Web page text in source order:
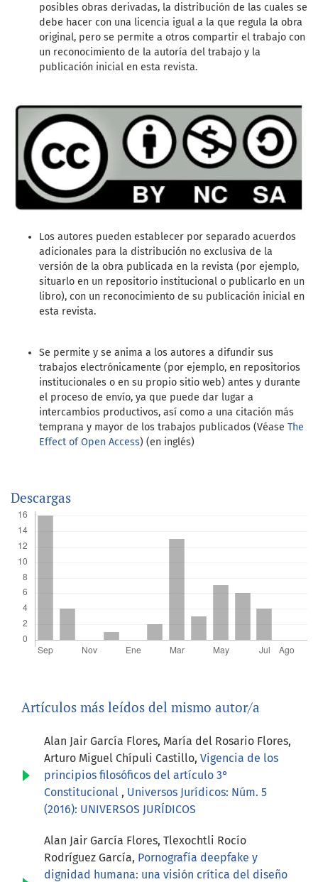
posibles obras derivadas, la distribución de las cuales se
debe hacer con una licencia igual a la que regula la obra
original, pero se permite a otros compartir el trabajo con
un reconocimiento de la autoría del trabajo y la
publicación inicial en esta revista.
Los autores pueden establecer por separado acuerdos
adicionales para la distribución no exclusiva de la
versión de la obra publicada en la revista (por ejemplo,
situarlo en un repositorio institucional o publicarlo en un
libro), con un reconocimiento de su publicación inicial en
esta revista.
Se permite y se anima a los autores a difundir sus
trabajos electrónicamente (por ejemplo, en repositorios
institucionales o en su propio sitio web) antes y durante
el proceso de envío, ya que puede dar lugar a
intercambios productivos, así como a una citación más
temprana y mayor de los trabajos publicados (Véase The
Effect of Open Access) (en inglés)
Descargas
Artículos más leídos del mismo autor/a
Alan Jair García Flores, María del Rosario Flores,
Arturo Miguel Chípuli Castillo, Vigencia de los
principios filosóficos del artículo 3°
Constitucional , Universos Jurídicos: Núm. 5
(2016): UNIVERSOS JURÍDICOS
Alan Jair García Flores, Tlexochtli Rocío
Rodríguez García, Pornografía deepfake y
dignidad humana: una visión crítica del diseño